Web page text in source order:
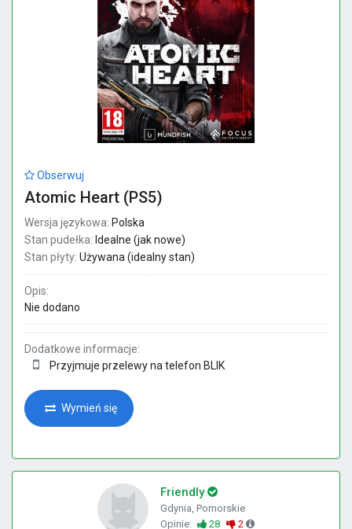
Obserwuj
Atomic Heart (PS5)
Wersja językowa: Polska
Stan pudełka: Idealne (jak nowe)
Stan płyty: Używana (idealny stan)
Opis:
Nie dodano
Dodatkowe informacje:
Przyjmuje przelewy na telefon BLIK
Wymień się
Friendly
Gdynia, Pomorskie
Opinie:
28 2